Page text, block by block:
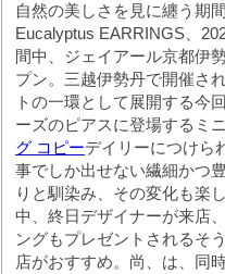
自然の美しさを見に纏う期
Eucalyptus EARRINGS、
間中、ジェイアール京都伊
プン。三越伊勢丹で開催さ
トの一環として展開する今
ーズのピアスに登場するミ
グ コピーデイリーにつけら
事でしか出せない繊細かつ
りと馴染み、その変化も楽
中、終日デザイナーが来店
ングもプレゼントされるそ
店がおすすめ。尚、は、同